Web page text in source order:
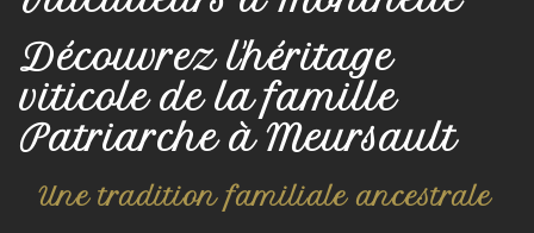
Découvrez l'héritage
viticole de la famille
Patriarche à Meursault
Une tradition familiale ancestrale